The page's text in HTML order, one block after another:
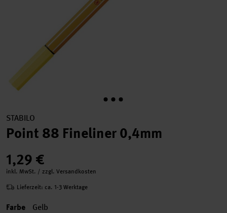
STABILO
Point 88 Fineliner 0,4mm
1,29 €
inkl. MwSt. / zzgl. Versandkosten
Lieferzeit: ca. 1-3 Werktage
Farbe Gelb